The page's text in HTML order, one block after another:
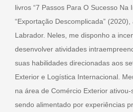
livros “7 Passos Para O Sucesso Na
“Exportação Descomplicada”
Labrador. Neles, me disponho a
desenvolver atividades
suas habilidades direcionadas aos
Exterior e Logística Internacional.
na área de Comércio Exterior
sendo alimentado por experiências